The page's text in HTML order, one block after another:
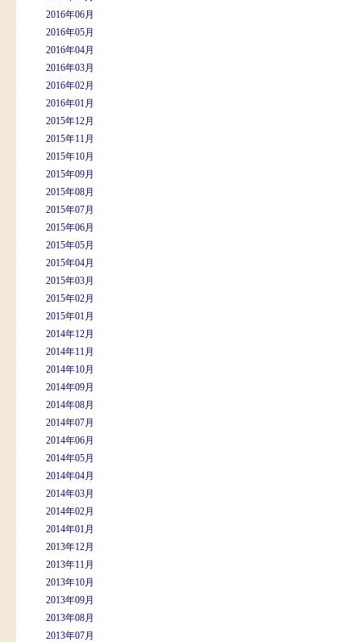
2016年06月
2016年05月
2016年04月
2016年03月
2016年02月
2016年01月
2015年12月
2015年11月
2015年10月
2015年09月
2015年08月
2015年07月
2015年06月
2015年05月
2015年04月
2015年03月
2015年02月
2015年01月
2014年12月
2014年11月
2014年10月
2014年09月
2014年08月
2014年07月
2014年06月
2014年05月
2014年04月
2014年03月
2014年02月
2014年01月
2013年12月
2013年11月
2013年10月
2013年09月
2013年08月
2013年07月